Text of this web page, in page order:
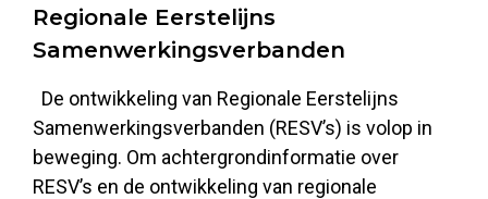
Regionale Eerstelijns
Samenwerkingsverbanden
De ontwikkeling van Regionale Eerstelijns
Samenwerkingsverbanden (RESV’s) is volop in
beweging. Om achtergrondinformatie over
RESV’s en de ontwikkeling van regionale